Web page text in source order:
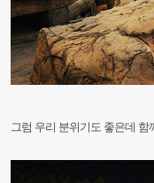
그럼 우리 분위기도 좋은데 함